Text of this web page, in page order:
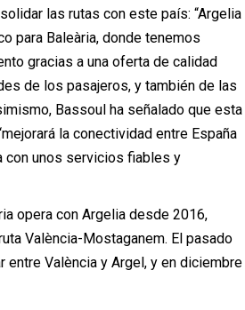
las rutas con este país: “Argelia
para Baleària, donde tenemos
gracias a una oferta de calidad
de los pasajeros, y también de las
Bassoul ha señalado que esta
la conectividad entre España
con unos servicios fiables y
opera con Argelia desde 2016,
València-Mostaganem. El pasado
entre València y Argel, y en diciembre